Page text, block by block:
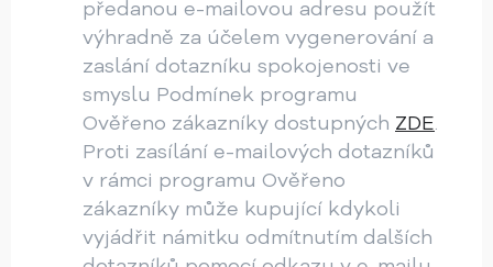
předanou e-mailovou adresu použít
výhradně za účelem vygenerování a
zaslání dotazníku spokojenosti ve
smyslu Podmínek programu
Ověřeno zákazníky dostupných ZDE.
Proti zasílání e-mailových dotazníků
v rámci programu Ověřeno
zákazníky může kupující kdykoli
vyjádřit námitku odmítnutím dalších